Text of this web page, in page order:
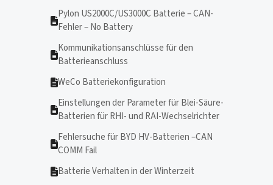
Pylon US2000C/US3000C Batterie – CAN-
Fehler – No Battery
Kommunikationsanschlüsse für den
Batterieanschluss
WeCo Batteriekonfiguration
Einstellungen der Parameter für Blei-Säure-
Batterien für RHI- und RAI-Wechselrichter
Fehlersuche für BYD HV-Batterien –CAN
COMM Fail
Batterie Verhalten in der Winterzeit